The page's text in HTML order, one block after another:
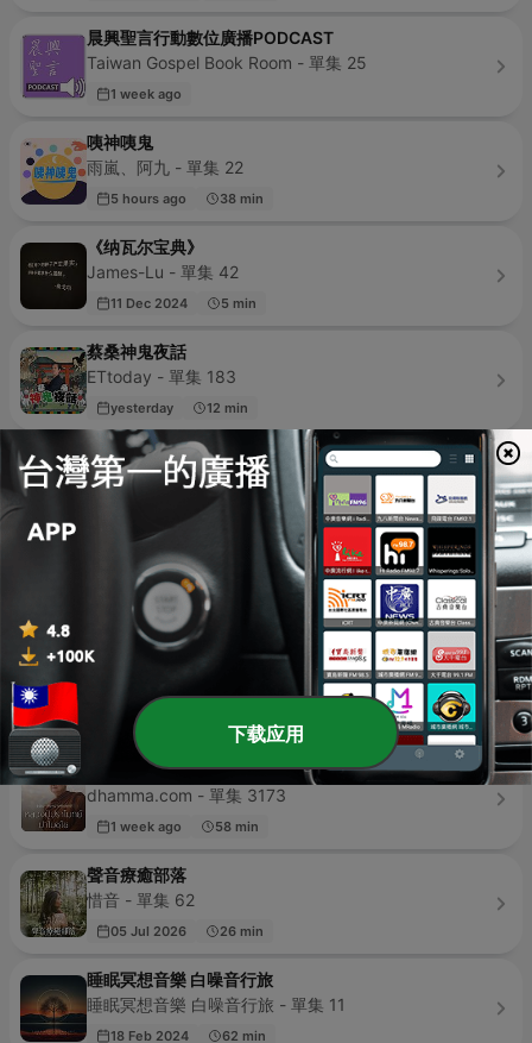
晨興聖言行動數位廣播PODCAST
Taiwan Gospel Book Room - 單集 25
1 week ago
咦神咦鬼
雨嵐、阿九 - 單集 22
5 hours ago 38 min
《纳瓦尔宝典》
James-Lu - 單集 42
11 Dec 2024 5 min
蔡桑神鬼夜話
ETtoday - 單集 183
yesterday 12 min
禱告時光
愛的影響力/爱的影响力 - 單集 2176
正念動中禪：青春覺察
中華民國正念動中禪學會 - 單集 85
3 weeks ago
轻音乐|催眠音乐|超熟睡冥想瑜伽
1 week ago 67 min
หลวงปู่ปราโมทย์ ปาโมชฺโช วัดสวนสันติธรรม
dhamma.com - 單集 3173
1 week ago 58 min
聲音療癒部落
惜音 - 單集 62
05 Jul 2026 26 min
睡眠冥想音樂 白噪音行旅
睡眠冥想音樂 白噪音行旅 - 單集 11
18 Feb 2024 62 min
下载应用